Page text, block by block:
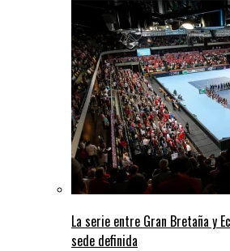
La serie entre Gran Bretaña y
sede definida